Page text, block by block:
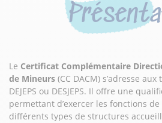
Le Certificat Complémentaire
de Mineurs (CC DACM) s’adresse aux
DEJEPS ou DESJEPS. Il offre une
permettant d’exercer les fonctions
différents types de structures